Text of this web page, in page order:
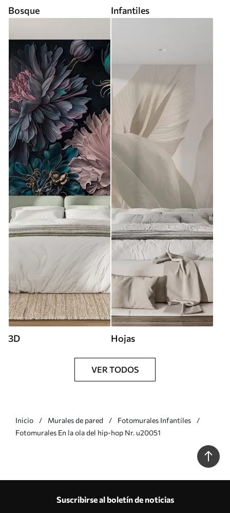
Bosque Infantiles
3D Hojas
VER TODOS
Inicio Murales de pared
Fotomurales Infantiles
Fotomurales En la ola del hip-hop Nr. u20051
Suscribirse al boletín de noticias